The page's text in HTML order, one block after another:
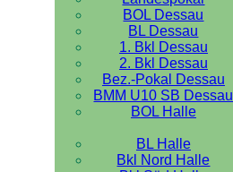
BOL Dessau
BL Dessau
1. Bkl Dessau
2. Bkl Dessau
Bez.-Pokal Dessau
BMM U10 SB Dessau
BOL Halle
BL Halle
Bkl Nord Halle